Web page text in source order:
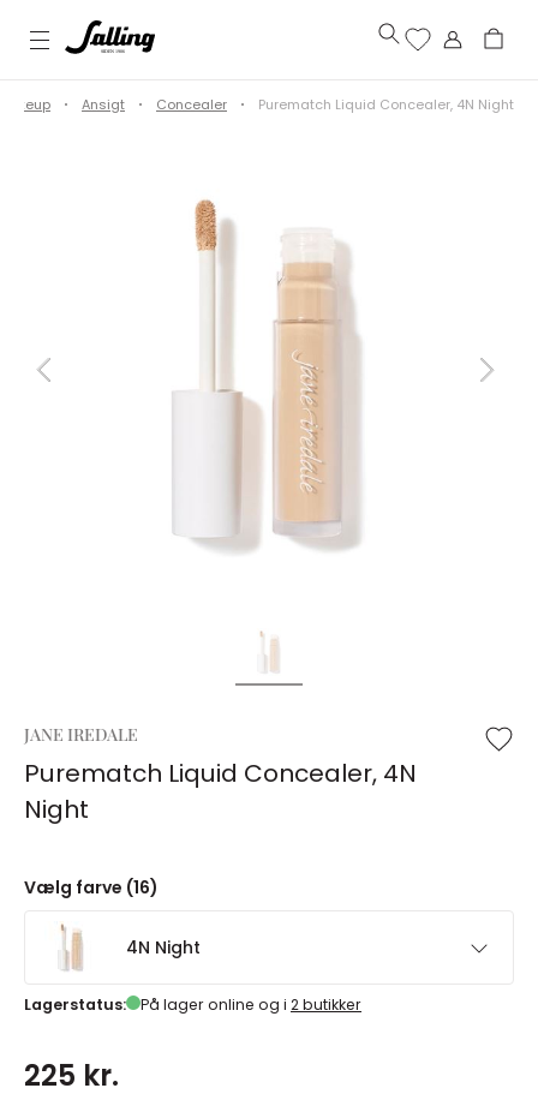
Ansigt Concealer Purematch Liquid Concealer, 4N Night
JANE IREDALE
Purematch Liquid Concealer, 4N
Night
Vælg farve (16)
4N Night
Lagerstatus: På lager online og i 2 butikker
225 kr.